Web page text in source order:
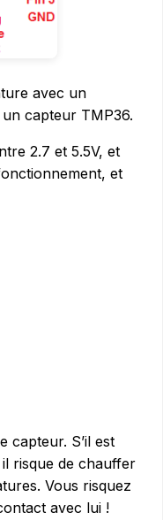
avec un
capteur TMP36.
2.7 et 5.5V, et
et
capteur. S’il est
risque de chauffer
Vous risquez
avec lui !